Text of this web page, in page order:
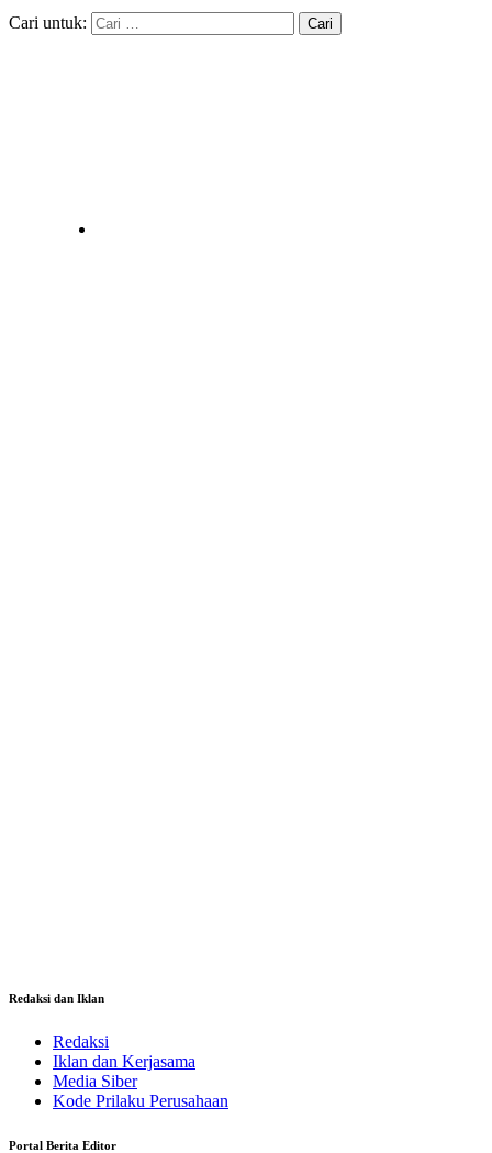
Cari untuk:
Redaksi dan Iklan
Redaksi
Iklan dan Kerjasama
Media Siber
Kode Prilaku Perusahaan
Portal Berita Editor